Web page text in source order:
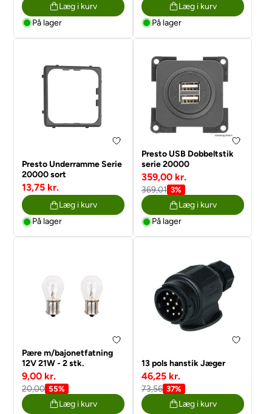
Læg i kurv
På lager
Læg i kurv
På lager
Presto Underramme Serie
20000 sort
13,75 kr.
Læg i kurv
På lager
Presto USB Dobbeltstik
serie 20000
359,00 kr.
369,01 3%
Læg i kurv
På lager
Pære m/bajonetfatning
12V 21W - 2 stk.
9,00 kr.
20,00 55%
Læg i kurv
13 pols hanstik Jæger
46,25 kr.
73,56 37%
Læg i kurv